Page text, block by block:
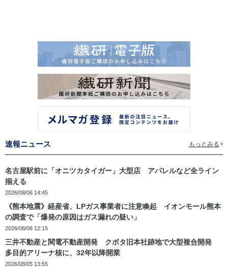
速報ニュース もっとみる
名古屋駅前に「オニツカタイガー」大型店 アパレルなど全ライン
揃える
2026/08/06 14:45
《熊本地震》経産省、LPガス事業者に注意喚起 イオンモール熊本
の調査で「爆発の原因はガス漏れの疑い」
2026/08/06 12:15
三井不動産と関電不動産開発 クボタ旧本社跡地で大型複合開発
多目的アリーナ核に、32年以降開業
2026/08/05 13:55